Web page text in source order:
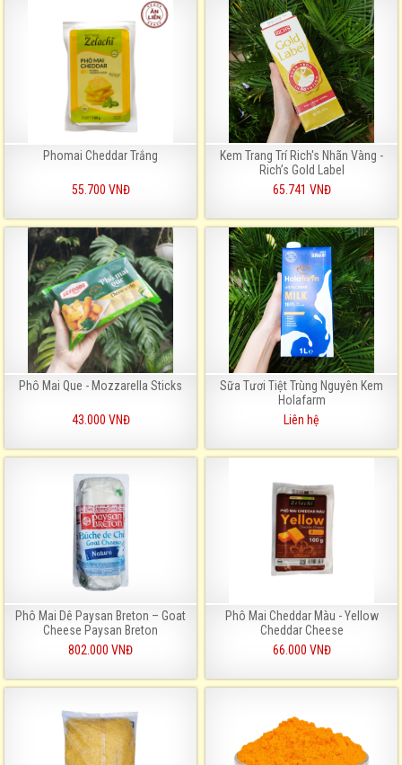
Phomai Cheddar Trắng
55.700 VNĐ
Kem Trang Trí Rich's Nhãn Vàng -
Rich’s Gold Label
65.741 VNĐ
Phô Mai Que - Mozzarella Sticks
43.000 VNĐ
Sữa Tươi Tiệt Trùng Nguyên Kem
Holafarm
Liên hệ
Phô Mai Dê Paysan Breton – Goat
Cheese Paysan Breton
802.000 VNĐ
Phô Mai Cheddar Màu - Yellow
Cheddar Cheese
66.000 VNĐ